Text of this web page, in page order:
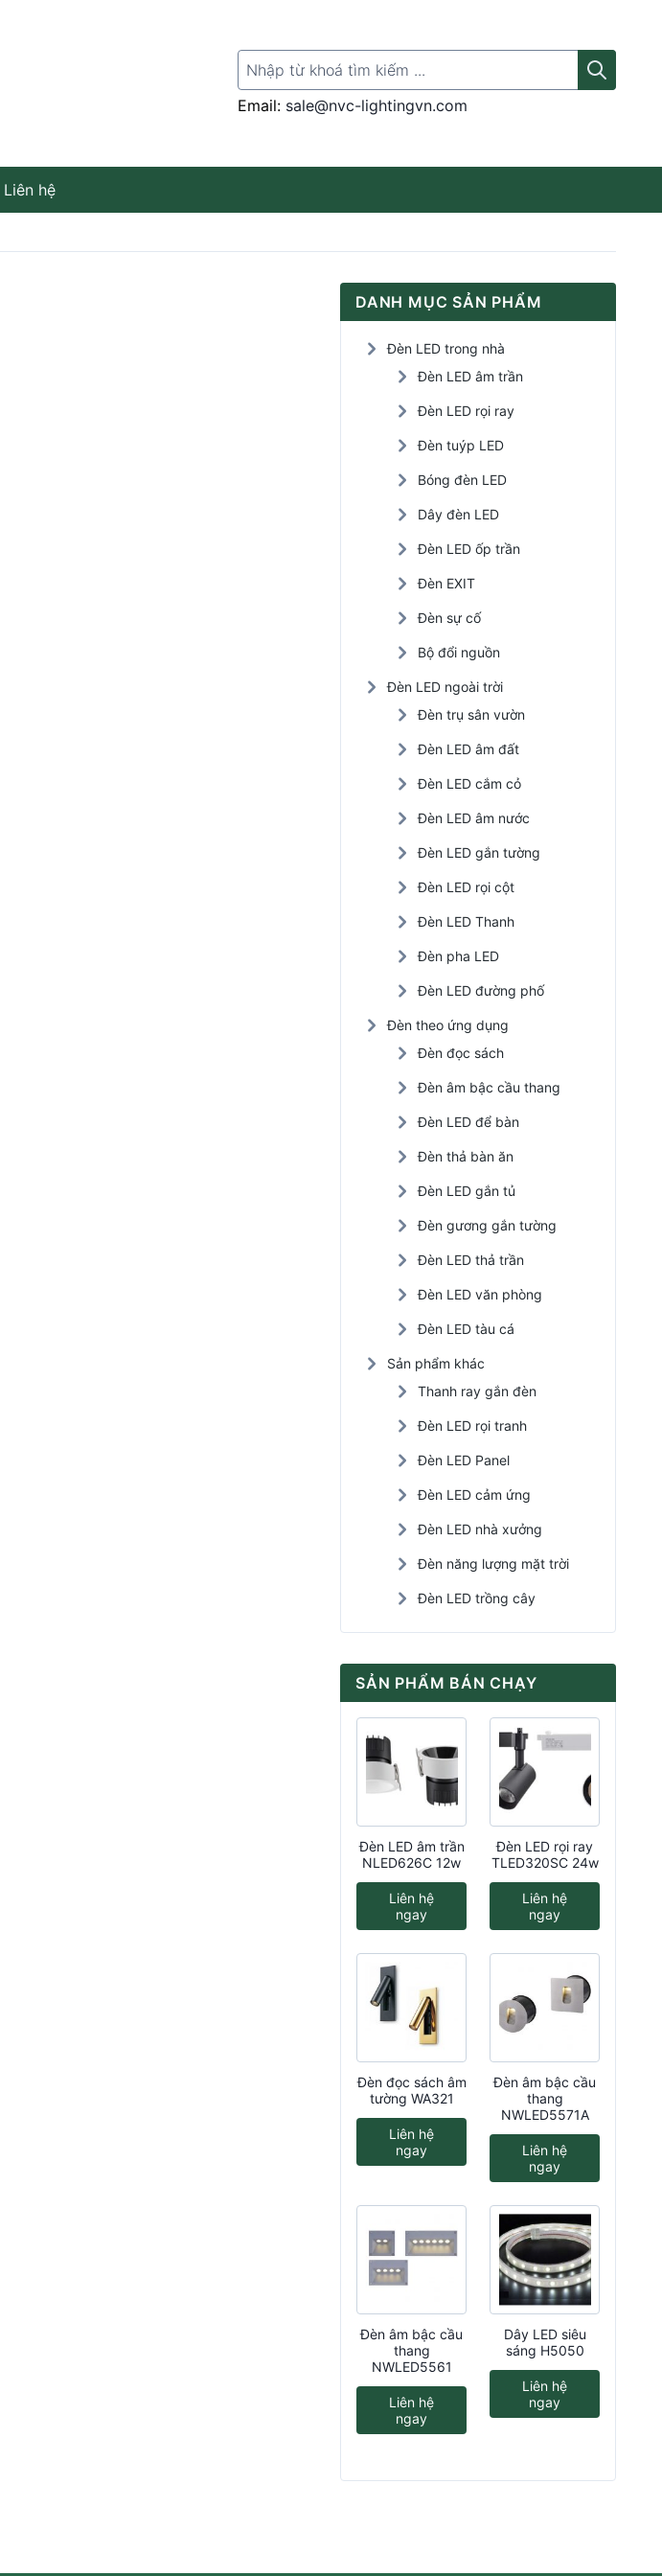
Search for:
Email: sale@nvc-lightingvn.com
Thanh ray gắn đèn
Đèn LED rọi tranh
Đèn LED Panel
Đèn LED cảm ứng
Đèn LED nhà xưởng
Đèn năng lượng mặt trời
Liên hệ
DANH MỤC SẢN PHẨM
Đèn LED trong nhà
Đèn LED âm trần
Đèn LED rọi ray
Đèn tuýp LED
Bóng đèn LED
Dây đèn LED
Đèn LED ốp trần
Đèn EXIT
Đèn sự cố
Bộ đổi nguồn
Đèn LED ngoài trời
Đèn trụ sân vườn
Đèn LED âm đất
Đèn LED cắm cỏ
Đèn LED âm nước
Đèn LED gắn tường
Đèn LED rọi cột
Đèn LED Thanh
Đèn pha LED
Đèn LED đường phố
Đèn theo ứng dụng
Đèn đọc sách
Đèn âm bậc cầu thang
Đèn LED để bàn
Đèn thả bàn ăn
Đèn LED gắn tủ
Đèn gương gắn tường
Đèn LED thả trần
Đèn LED văn phòng
Đèn LED tàu cá
Sản phẩm khác
Thanh ray gắn đèn
Đèn LED rọi tranh
Đèn LED Panel
Đèn LED cảm ứng
Đèn LED nhà xưởng
Đèn năng lượng mặt trời
Đèn LED trồng cây
SẢN PHẨM BÁN CHẠY
Đèn LED âm trần
NLED626C 12w
Liên hệ
ngay
Đèn LED rọi ray
TLED320SC 24w
Liên hệ
ngay
Đèn đọc sách âm
tường WA321
Liên hệ
ngay
Đèn âm bậc cầu
thang
NWLED5571A
Liên hệ
ngay
Đèn âm bậc cầu
thang
NWLED5561
Liên hệ
ngay
Dây LED siêu
sáng H5050
Liên hệ
ngay